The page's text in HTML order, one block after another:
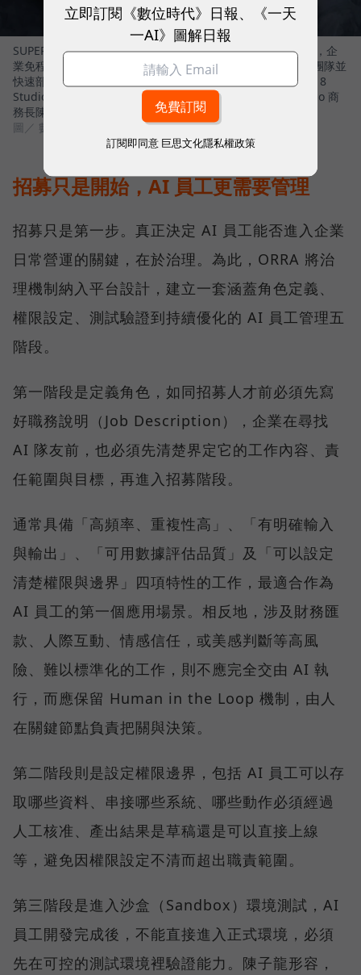
SUPER 8 Studio 推出能建立企業 AI 員工團隊的平台 - ORRA，企
業免程式，以自然語言描述需求，生成具治理機制的 AI 員工團隊並
快速部署。左起 SUPER 8 Studio 資深產品總監王婕、SUPER 8
Studio 雲發互動科技創辦人暨執行長陳子龍、SUPER 8 Studio 商
務長陳之逵
圖／ 數位時代
招募只是開始，AI 員工更需要管理
招募只是第一步。真正決定 AI 員工能否進入企業
日常營運的關鍵，在於治理。為此，ORRA 將治
理機制納入平台設計，建立一套涵蓋角色定義、
權限設定、測試驗證到持續優化的 AI 員工管理五
階段。
第一階段是定義角色，如同招募人才前必須先寫
好職務說明（Job Description），企業在尋找
AI 隊友前，也必須先清楚界定它的工作內容、責
任範圍與目標，再進入招募階段。
通常具備「高頻率、重複性高」、「有明確輸入
與輸出」、「可用數據評估品質」及「可以設定
清楚權限與邊界」四項特性的工作，最適合作為
AI 員工的第一個應用場景。相反地，涉及財務匯
款、人際互動、情感信任，或美感判斷等高風
險、難以標準化的工作，則不應完全交由 AI 執
行，而應保留 Human in the Loop 機制，由人
在關鍵節點負責把關與決策。
第二階段則是設定權限邊界，包括 AI 員工可以存
取哪些資料、串接哪些系統、哪些動作必須經過
人工核准、產出結果是草稿還是可以直接上線
等，避免因權限設定不清而超出職責範圍。
第三階段是進入沙盒（Sandbox）環境測試，AI
員工開發完成後，不能直接進入正式環境，必須
先在可控的測試環境裡驗證能力。陳子龍形容，
立即訂閱《數位時代》日報、《一天
一AI》圖解日報
訂閱即同意 巨思文化隱私權政策